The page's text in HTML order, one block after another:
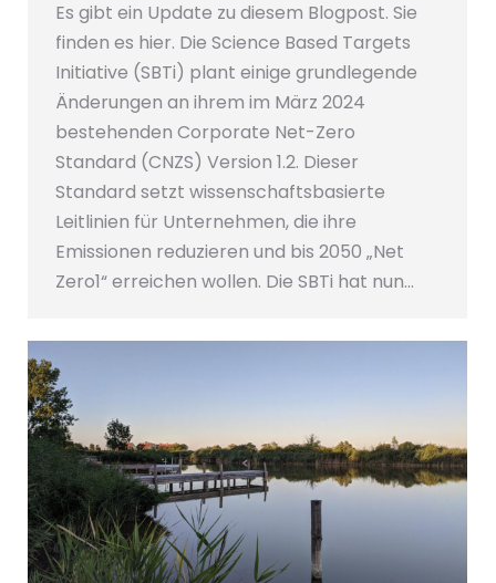
Es gibt ein Update zu diesem Blogpost. Sie
finden es hier. Die Science Based Targets
Initiative (SBTi) plant einige grundlegende
Änderungen an ihrem im März 2024
bestehenden Corporate Net-Zero
Standard (CNZS) Version 1.2. Dieser
Standard setzt wissenschaftsbasierte
Leitlinien für Unternehmen, die ihre
Emissionen reduzieren und bis 2050 „Net
Zero1“ erreichen wollen. Die SBTi hat nun…